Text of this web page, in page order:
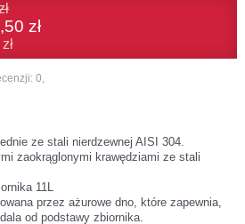
zł
0,
ze stali nierdzewnej AISI 304.
zaokrąglonymi krawędziami ze stali
11L
przez ażurowe dno, które zapewnia,
od podstawy zbiornika.